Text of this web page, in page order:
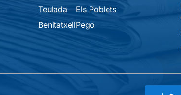
Teulada
Benitatxell
Els Poblets
Pego